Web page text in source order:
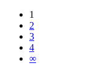
1
2
3
4
∞